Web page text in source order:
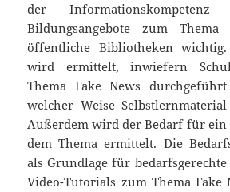
der
Bildungsangebote zum
öffentliche Bibliotheken
wird ermittelt, inwiefern
Thema Fake News
welcher Weise
Außerdem wird der Bedarf für ein
dem Thema ermittelt. Die
als Grundlage für
Video-Tutorials zum Thema Fake